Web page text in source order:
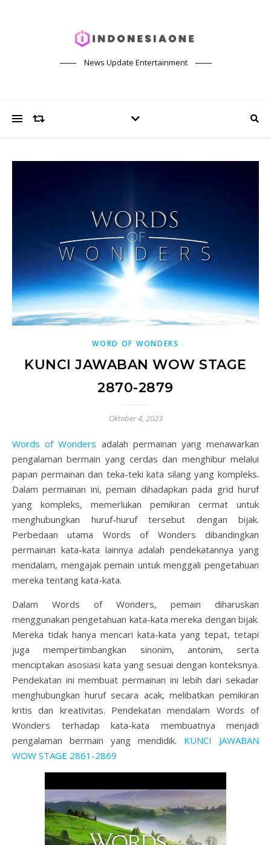
News Update Entertainment
WORD OF WONDERS
KUNCI JAWABAN WOW STAGE
2870-2879
Oktober 4, 2023
Words of Wonders adalah permainan yang menawarkan
pengalaman bermain yang cerdas dan menghibur melalui
papan permainan dan teka-teki kata silang yang kompleks.
Dalam permainan ini, pemain dihadapkan pada grid huruf
yang kompleks, memerlukan pemikiran cermat untuk
menghubungkan huruf-huruf tersebut dengan bijak.
Perbedaan utama Words of Wonders dibandingkan
permainan kata-kata lainnya adalah pendekatannya yang
mendalam, mengajak pemain untuk menggali pengetahuan
mereka tentang kata-kata.
Dalam Words of Wonders, pemain diharuskan
menggunakan pengetahuan kata-kata mereka dengan bijak.
Mereka tidak hanya mencari kata-kata yang tepat, tetapi
juga mempertimbangkan sinonim, antonim, serta
menciptakan asosiasi kata yang sesuai dengan konteksnya.
Pendekatan ini membuat permainan ini lebih dari sekadar
menghubungkan huruf secara acak, melibatkan pemikiran
kritis dan kreativitas. Pendekatan mendalam Words of
Wonders terhadap kata-kata membuatnya menjadi
pengalaman bermain yang mendidik. KUNCI JAWABAN
WOW STAGE 2861-2869